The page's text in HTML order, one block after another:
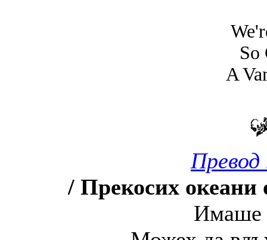
So
A
Превод
/ Прекосих океани
Имаше